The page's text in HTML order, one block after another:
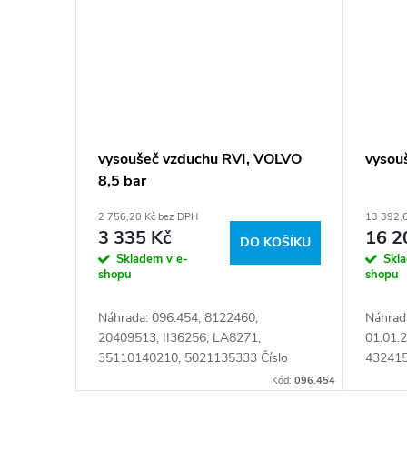
vysoušeč vzduchu RVI, VOLVO
8,5 bar
2 756,20 Kč bez DPH
3 335 Kč
Skladem v e-
shopu
DO KOŠÍKU
Náhrada: 096.454, 8122460,
20409513, II36256, LA8271,
35110140210, 5021135333 Číslo
Kód:096.454
13
16
shopu